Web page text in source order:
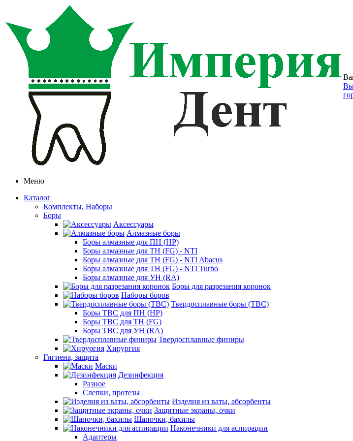
Меню
Каталог
Комплекты, Наборы
Боры
Аксессуары
Алмазные боры
Боры алмазные для ПН (HP)
Боры алмазные для ТН (FG) - NTI
Боры алмазные для ТН (FG) - NTI Abacus
Боры алмазные для ТН (FG) - NTI Turbo
Боры алмазные для УН (RA)
Боры для разрезания коронок
Наборы боров
Твердосплавные боры (ТВС)
Боры ТВС для ПН (HP)
Боры ТВС для ТН (FG)
Боры ТВС для УН (RA)
Твердосплавные финиры
Хирургия
Гигиена, защита
Маски
Дезинфекция
Разное
Слепки, протезы
Изделия из ваты, абсорбенты
Защитные экраны, очки
Шапочки, бахилы
Наконечники для аспирации
Адаптеры